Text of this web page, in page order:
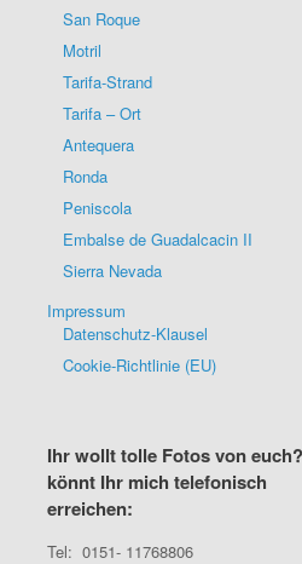
San Roque
Motril
Tarifa-Strand
Tarifa – Ort
Antequera
Ronda
Peniscola
Embalse de Guadalcacin II
Sierra Nevada
Impressum
Datenschutz-Klausel
Cookie-Richtlinie (EU)
Ihr wollt tolle Fotos von
könnt Ihr mich telefonisch
erreichen:
Tel: 0151- 11768806